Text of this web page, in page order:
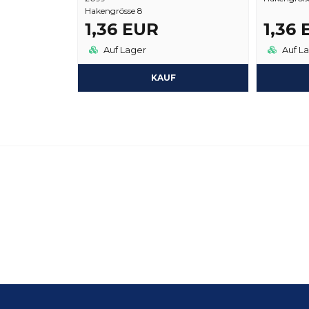
Hakengrösse 8
1,36 EUR
Auf Lager
KAUF
1,36
Auf